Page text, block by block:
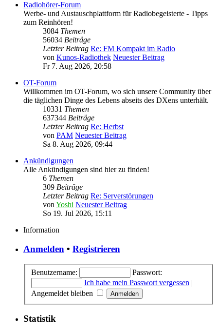
Radiohörer-Forum
Werbe- und Austauschplattform für Radiobegeisterte - Tipps
zum Reinhören!
3084 Themen
56034 Beiträge
Letzter Beitrag Re: FM Kompakt im Radio
von Kunos-Radiothek Neuester Beitrag
Fr 7. Aug 2026, 20:58
OT-Forum
Willkommen im OT-Forum, wo sich unsere Community über
die täglichen Dinge des Lebens abseits des DXens unterhält.
10331 Themen
637344 Beiträge
Letzter Beitrag Re: Herbst
von PAM Neuester Beitrag
Sa 8. Aug 2026, 09:44
Ankündigungen
Alle Ankündigungen sind hier zu finden!
6 Themen
309 Beiträge
Letzter Beitrag Re: Serverstörungen
vonYoshi Neuester Beitrag
So 19. Jul 2026, 15:11
Information
Anmelden • Registrieren
Benutzername:
Passwort:
Ich habe mein Passwort vergessen |
Angemeldet bleiben
Statistik